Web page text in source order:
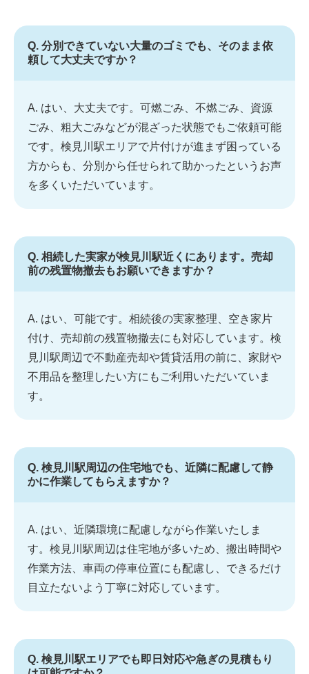
Q. 分別できていない大量のゴミでも、そのまま依
頼して大丈夫ですか？
A. はい、大丈夫です。可燃ごみ、不燃ごみ、資源
ごみ、粗大ごみなどが混ざった状態でもご依頼可能
です。検見川駅エリアで片付けが進まず困っている
方からも、分別から任せられて助かったというお声
を多くいただいています。
Q. 相続した実家が検見川駅近くにあります。売却
前の残置物撤去もお願いできますか？
A. はい、可能です。相続後の実家整理、空き家片
付け、売却前の残置物撤去にも対応しています。検
見川駅周辺で不動産売却や賃貸活用の前に、家財や
不用品を整理したい方にもご利用いただいていま
す。
Q. 検見川駅周辺の住宅地でも、近隣に配慮して静
かに作業してもらえますか？
A. はい、近隣環境に配慮しながら作業いたしま
す。検見川駅周辺は住宅地が多いため、搬出時間や
作業方法、車両の停車位置にも配慮し、できるだけ
目立たないよう丁寧に対応しています。
Q. 検見川駅エリアでも即日対応や急ぎの見積もり